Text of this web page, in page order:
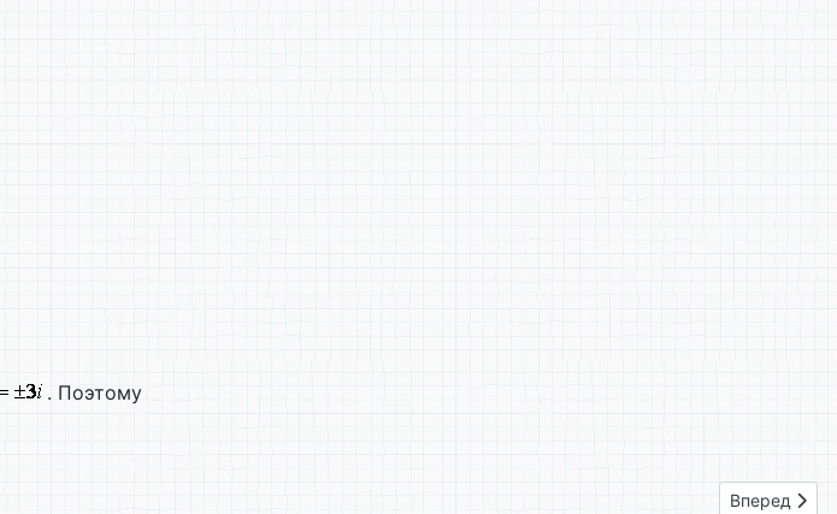
. Поэтому
Следующий:
Вперед